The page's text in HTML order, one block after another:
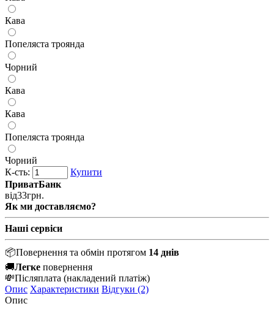
Кава
Попеляста троянда
Чорний
Кава
Кава
Попеляста троянда
Чорний
К-сть:
Купити
ПриватБанк
від33грн.
Як ми доставляємо?
Наші сервіси
📦Повернення та обмін протягом 14 днів
🚚Легке повернення
💸Післяплата (накладений платіж)
Опис Характеристики Відгуки (2)
Опис